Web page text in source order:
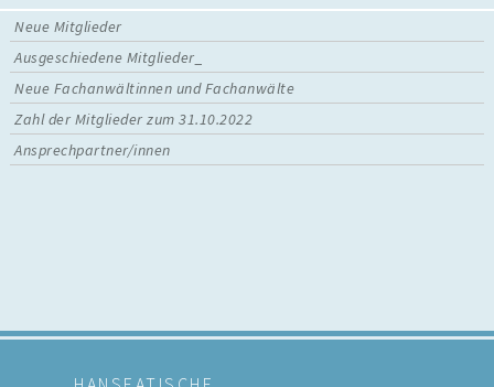
Neue Mitglieder
Ausgeschiedene Mitglieder_
Neue Fachanwältinnen und Fachanwälte
Zahl der Mitglieder zum 31.10.2022
Ansprechpartner/innen